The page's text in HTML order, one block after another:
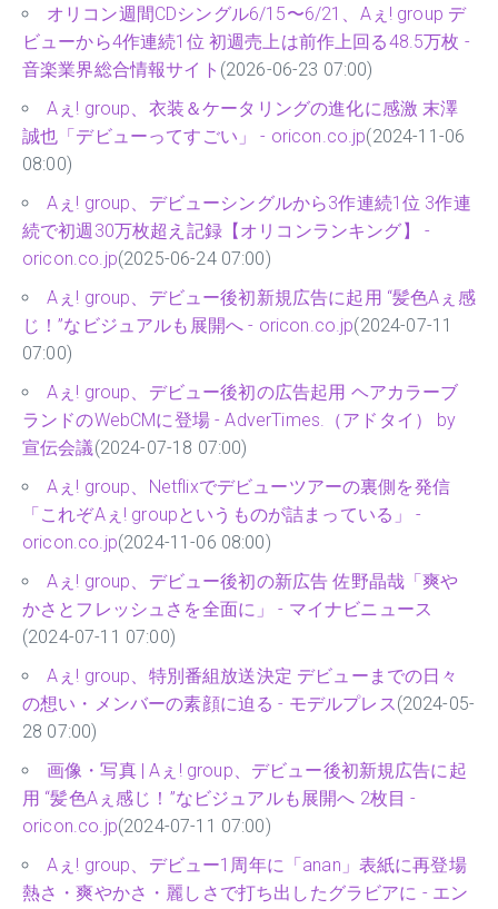
オリコン週間CDシングル6/15〜6/21、Aぇ! group デ
ビューから4作連続1位 初週売上は前作上回る48.5万枚 -
音楽業界総合情報サイト (2026-06-23 07:00)
Aぇ! group、衣装＆ケータリングの進化に感激 末澤
誠也「デビューってすごい」 - oricon.co.jp(2024-11-06
08:00)
Aぇ! group、デビューシングルから3作連続1位 3作連
続で初週30万枚超え記録【オリコンランキング】 -
oricon.co.jp(2025-06-24 07:00)
Aぇ! group、デビュー後初新規広告に起用 “髪色Aぇ感
じ！”なビジュアルも展開へ - oricon.co.jp(2024-07-11
07:00)
Aぇ! group、デビュー後初の広告起用 ヘアカラーブ
ランドのWebCMに登場 - AdverTimes.（アドタイ） by
宣伝会議(2024-07-18 07:00)
Aぇ! group、Netflixでデビューツアーの裏側を発信
「これぞAぇ! groupというものが詰まっている」 -
oricon.co.jp(2024-11-06 08:00)
Aぇ! group、デビュー後初の新広告 佐野晶哉「爽や
かさとフレッシュさを全面に」 - マイナビニュース
(2024-07-11 07:00)
Aぇ! group、特別番組放送決定 デビューまでの日々
の想い・メンバーの素顔に迫る - モデルプレス(2024-05-
28 07:00)
画像・写真 | Aぇ! group、デビュー後初新規広告に起
用 “髪色Aぇ感じ！”なビジュアルも展開へ 2枚目 -
oricon.co.jp(2024-07-11 07:00)
Aぇ! group、デビュー1周年に「anan」表紙に再登場
熱さ・爽やかさ・麗しさで打ち出したグラビアに - エン